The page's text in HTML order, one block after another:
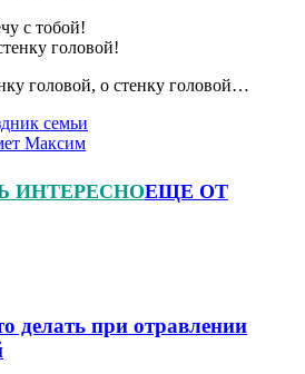
с тобой!
головой!
головой, о стенку головой…
семьи
Максим
ИНТЕРЕСНОЕЩЕ ОТ
делать при отравлении